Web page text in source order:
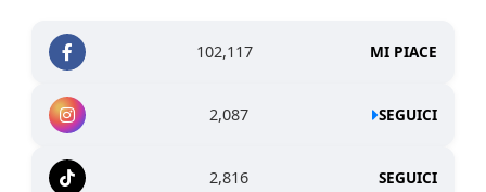
102,117 MI PIACE
2,087 SEGUICI
2,816 SEGUICI